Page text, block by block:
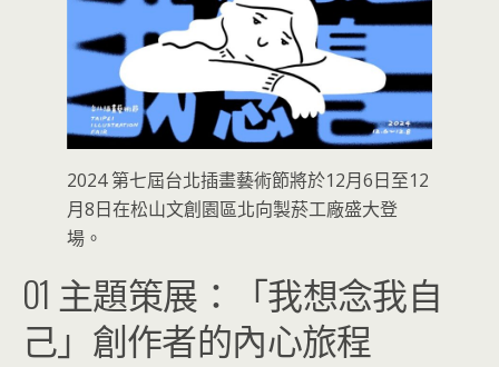
2024 第七屆台北插畫藝術節將於12月6日至12
月8日在松山文創園區北向製菸工廠盛大登
場。
01 主題策展：「我想念我自
己」創作者的內心旅程